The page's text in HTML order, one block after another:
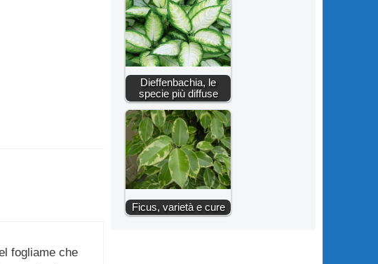
fogliame che
Dieffenbachia, le
specie più diffuse
Ficus, varietà e cure